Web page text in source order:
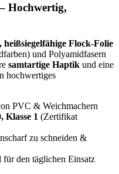
Hochwertig,
heißsiegelfähige Flock-Folie
und Polyamidfasern
samtartige Haptik und eine
hochwertiges
PVC & Weichmachern
1 (Zertifikat
zu schneiden &
für den täglichen Einsatz